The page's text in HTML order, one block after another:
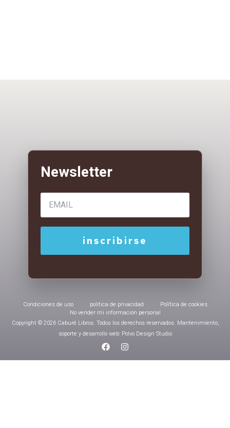
Condiciones de uso política de privacidad
Política de cookies
No vender mi información personal
Copyright © 2026 Caburé Libros. Todos los derechos reservados. Mantenimiento,
soporte y desarrollo web: Polvo Design Studio